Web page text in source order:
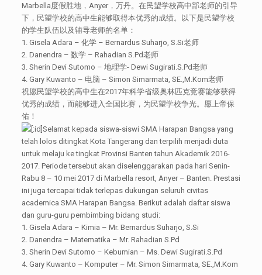
Marbella度假胜地，Anyer，万丹。在民望学校高中部老师的引导
下，民望学校的高中生能够取得本优秀的成绩。以下是民望学校
的学生队伍以及辅导老师的名单：
1. Gisela Adara – 化学 – Bernardus Suharjo, S.Si老师
2. Danendra – 数学 – Rahadian S.Pd老师
3. Sherin Devi Sutomo – 地理学- Dewi Sugirati.S.Pd老师
4. Gary Kuwanto – 电脑 – Simon Simarmata, SE.,M.Kom老师
祝愿民望学校的高中生在2017年科学省级奥林匹克竞赛能够获得
优秀的成绩，而能够进入全国比赛，为民望学校争光。愿上帝保
佑！
[:id]Selamat kepada siswa-siswi SMA Harapan Bangsa yang
telah lolos ditingkat Kota Tangerang dan terpilih menjadi duta
untuk melaju ke tingkat Provinsi Banten tahun Akademik 2016-
2017. Periode tersebut akan diselenggarakan pada hari Senin-
Rabu 8 – 10 mei 2017 di Marbella resort, Anyer – Banten. Prestasi
ini juga tercapai tidak terlepas dukungan seluruh civitas
academica SMA Harapan Bangsa. Berikut adalah daftar siswa
dan guru-guru pembimbing bidang studi:
1. Gisela Adara – Kimia – Mr. Bernardus Suharjo, S.Si
2. Danendra – Matematika – Mr. Rahadian S.Pd
3. Sherin Devi Sutomo – Kebumian – Ms. Dewi Sugirati.S.Pd
4. Gary Kuwanto – Komputer – Mr. Simon Simarmata, SE.,M.Kom